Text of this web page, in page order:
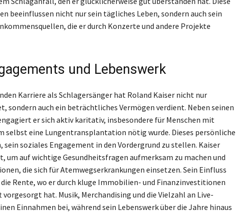
beeinflussen nicht nur sein tägliches Leben, sondern auch sein
die er durch Konzerte und andere Projekte
und Lebenswerk
Karriere als Schlagersänger hat Roland Kaiser nicht nur
sondern auch ein beträchtliches Vermögen verdient. Neben seinen
er sich aktiv karitativ, insbesondere für Menschen mit
selbst eine Lungentransplantation nötig wurde. Dieses persönliche
soziales Engagement in den Vordergrund zu stellen. Kaiser
um auf wichtige Gesundheitsfragen aufmerksam zu machen und
die sich für Atemwegserkrankungen einsetzen. Sein Einfluss
Rente, wo er durch kluge Immobilien- und Finanzinvestitionen
vorgesorgt hat. Musik, Merchandising und die Vielzahl an Live-
Einnahmen bei, während sein Lebenswerk über die Jahre hinaus